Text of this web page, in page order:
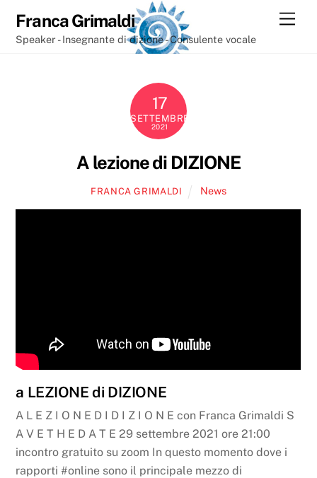
content
Franca Grimaldi
Speaker - Insegnante di dizione - Consulente vocale
17
SETTEMBRE
2021
A lezione di DIZIONE
FRANCA GRIMALDI News
a LEZIONE di DIZIONE
A L E Z I O N E D I D I Z I O N E con Franca Grimaldi S
A V E T H E D A T E 29 settembre 2021 ore 21:00
incontro gratuito su zoom In questo momento dove i
rapporti #online sono il principale mezzo di